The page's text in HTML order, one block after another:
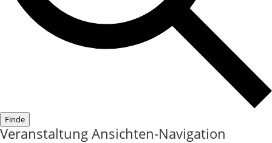
Finde
Veranstaltung Ansichten-Navigation